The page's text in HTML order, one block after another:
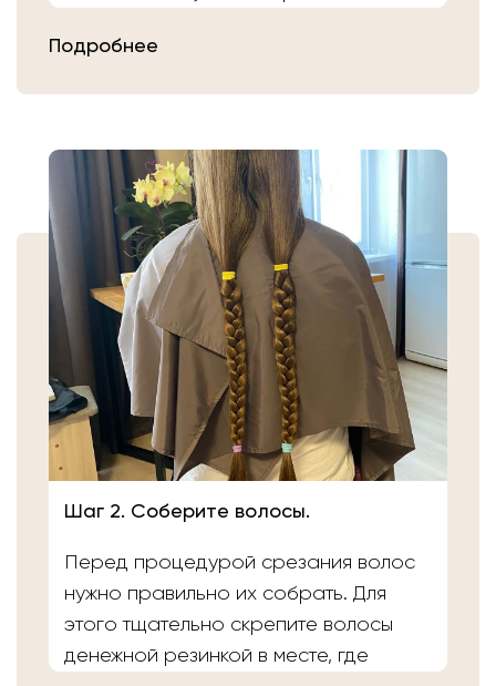
Затем плотно закрепите волосы
самостоятельно, то косичку
аккуратно уложите в пакет или бумагу.
Или просто приходите в салон «Банк
Волос».
Подробнее
Шаг 2. Соберите волосы.
Перед процедурой срезания волос
нужно правильно их собрать. Для
этого тщательно скрепите волосы
денежной резинкой в месте, где